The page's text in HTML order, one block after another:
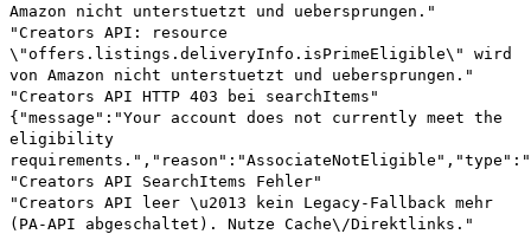
Amazon nicht unterstuetzt und uebersprungen."
"Creators API: resource
\"offers.listings.deliveryInfo.isPrimeEligible\" wird
von Amazon nicht unterstuetzt und uebersprungen."
"Creators API HTTP 403 bei searchItems"
{"message":"Your account does not currently meet the
eligibility
"Creators API SearchItems Fehler"
"Creators API leer \u2013 kein Legacy-Fallback mehr
(PA-API abgeschaltet). Nutze Cache\/Direktlinks."